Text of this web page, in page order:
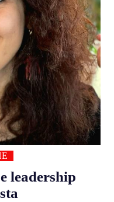
leadership